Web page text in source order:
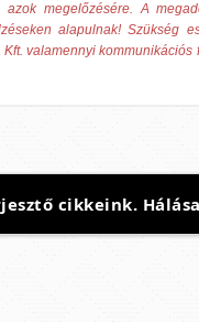
megelőzésére. A
alapulnak! Szükség
valamennyi kommunikációs
cikkeink.